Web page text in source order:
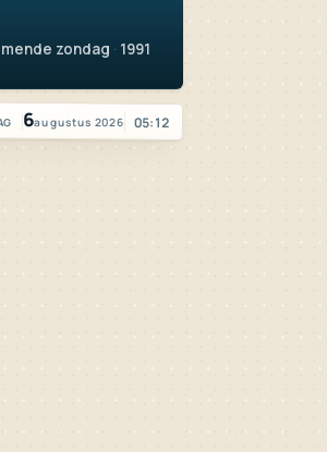
is het donderdag 6 augustus 2026
6augustus 2026 05:12
zondag · 1991